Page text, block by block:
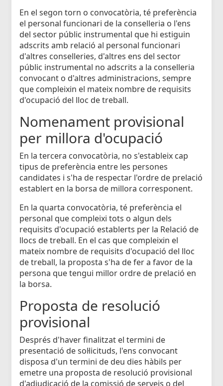
En el segon torn o convocatòria, té preferència
el personal funcionari de la conselleria o l'ens
del sector públic instrumental que hi estiguin
adscrits amb relació al personal funcionari
d'altres conselleries, d'altres ens del sector
públic instrumental no adscrits a la conselleria
convocant o d'altres administracions, sempre
que compleixin el mateix nombre de requisits
d'ocupació del lloc de treball.
Nomenament provisional
per millora d'ocupació
En la tercera convocatòria, no s'estableix cap
tipus de preferència entre les persones
candidates i s'ha de respectar l'ordre de prelació
establert en la borsa de millora corresponent.
En la quarta convocatòria, té preferència el
personal que compleixi tots o algun dels
requisits d'ocupació establerts per la Relació de
llocs de treball. En el cas que compleixin el
mateix nombre de requisits d'ocupació del lloc
de treball, la proposta s'ha de fer a favor de la
persona que tengui millor ordre de prelació en
la borsa.
Proposta de resolució
provisional
Després d'haver finalitzat el termini de
presentació de sol·licituds, l'ens convocant
disposa d'un termini de deu dies hàbils per
emetre una proposta de resolució provisional
d'adjudicació de la comissió de serveis o del